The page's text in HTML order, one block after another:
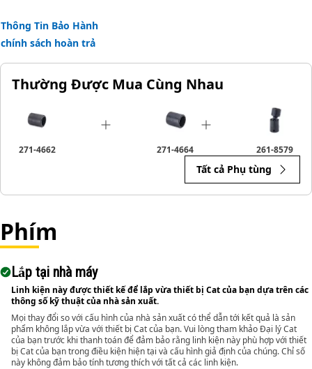
Thông Tin Bảo Hành
chính sách hoàn trả
Thường Được Mua Cùng Nhau
271-4662 271-4664 261-8579
Tất cả Phụ tùng
Phím
Lắp tại nhà máy
Linh kiện này được thiết kế để lắp vừa thiết bị Cat của bạn dựa trên các
thông số kỹ thuật của nhà sản xuất.
Mọi thay đổi so với cấu hình của nhà sản xuất có thể dẫn tới kết quả là sản
phẩm không lắp vừa với thiết bị Cat của bạn. Vui lòng tham khảo Đại lý Cat
của bạn trước khi thanh toán để đảm bảo rằng linh kiện này phù hợp với thiết
bị Cat của bạn trong điều kiện hiện tại và cấu hình giả định của chúng. Chỉ số
này không đảm bảo tính tương thích với tất cả các linh kiện.